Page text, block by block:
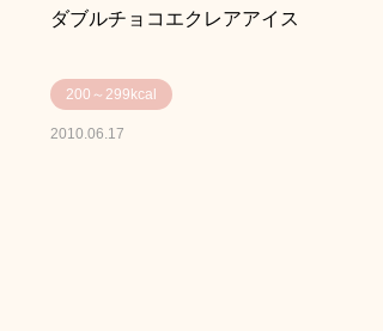
ダブルチョコエクレアアイス
200～299kcal
2010.06.17